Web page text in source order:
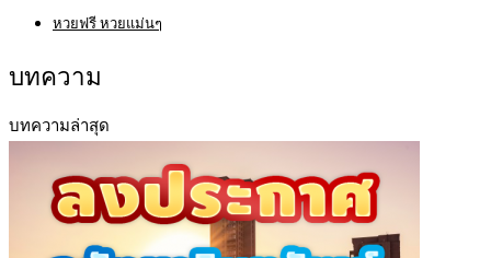
หวยฟรี หวยแม่นๆ
บทความ
บทความล่าสุด